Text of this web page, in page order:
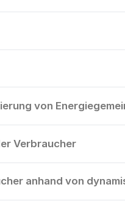
von
Verbraucher
anhand von